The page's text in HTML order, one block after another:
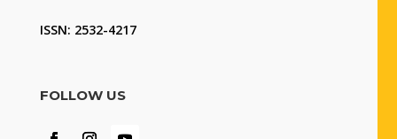
ISSN: 2532-4217
FOLLOW US